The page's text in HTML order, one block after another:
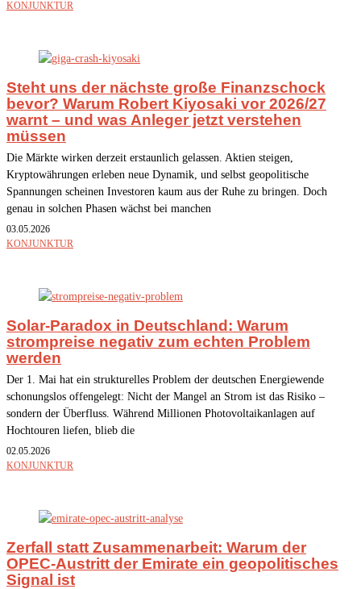
KONJUNKTUR
Steht uns der nächste große Finanzschock
bevor? Warum Robert Kiyosaki vor 2026/27
warnt – und was Anleger jetzt verstehen
müssen
Die Märkte wirken derzeit erstaunlich gelassen. Aktien steigen,
Kryptowährungen erleben neue Dynamik, und selbst geopolitische
Spannungen scheinen Investoren kaum aus der Ruhe zu bringen. Doch
genau in solchen Phasen wächst bei manchen
03.05.2026
KONJUNKTUR
Solar-Paradox in Deutschland: Warum
strompreise negativ zum echten Problem
werden
Der 1. Mai hat ein strukturelles Problem der deutschen Energiewende
schonungslos offengelegt: Nicht der Mangel an Strom ist das Risiko –
sondern der Überfluss. Während Millionen Photovoltaikanlagen auf
Hochtouren liefen, blieb die
02.05.2026
KONJUNKTUR
Zerfall statt Zusammenarbeit: Warum der
OPEC-Austritt der Emirate ein geopolitisches
Signal ist